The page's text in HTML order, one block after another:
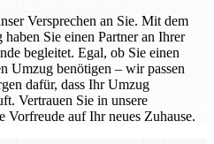
Versprechen an Sie. Mit dem
Sie einen Partner an Ihrer
begleitet. Egal, ob Sie einen
Umzug benötigen – wir passen
dafür, dass Ihr Umzug
Vertrauen Sie in unsere
Vorfreude auf Ihr neues Zuhause.